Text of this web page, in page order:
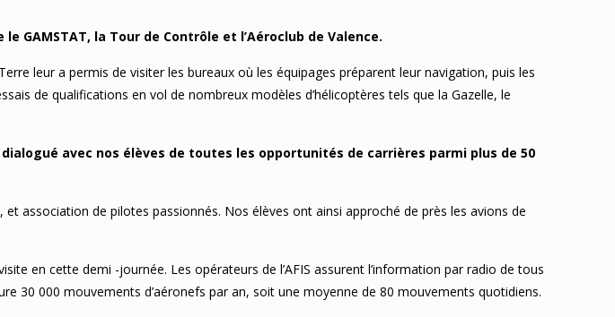
GAMSTAT, la Tour de Contrôle et l’Aéroclub de Valence.
leur a permis de visiter les bureaux où les équipages préparent leur navigation, puis les
de qualifications en vol de nombreux modèles d’hélicoptères tels que la Gazelle, le
avec nos élèves de toutes les opportunités de carrières parmi plus de 50
association de pilotes passionnés. Nos élèves ont ainsi approché de près les avions de
en cette demi -journée. Les opérateurs de l’AFIS assurent l’information par radio de tous
30 000 mouvements d’aéronefs par an, soit une moyenne de 80 mouvements quotidiens.